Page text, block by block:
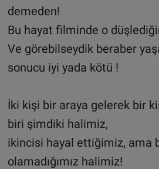
demeden!
Bu hayat filminde o
Ve görebilseydik beraber
sonucu iyi yada kötü !
İki kişi bir araya gelerek bir
biri şimdiki halimiz,
ikincisi hayal ettiğimiz, ama
olamadığımız halimiz!